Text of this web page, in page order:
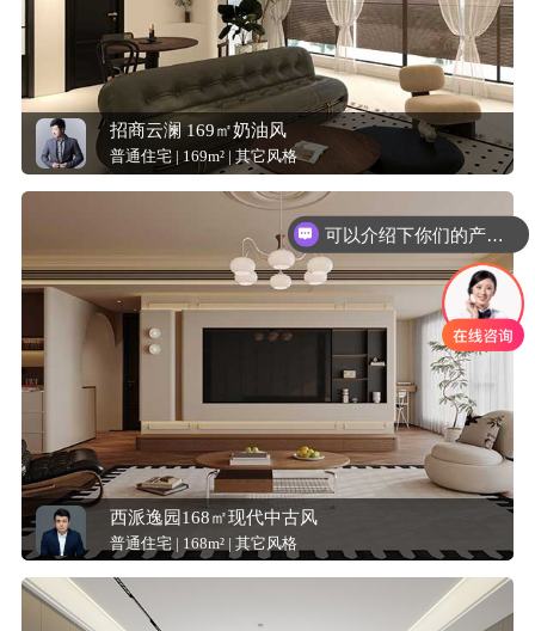
招商云澜 169㎡奶油风
普通住宅 | 169m² | 其它风格
西派逸园168㎡现代中古风
普通住宅 | 168m² | 其它风格
可以介绍下你们的产品么？